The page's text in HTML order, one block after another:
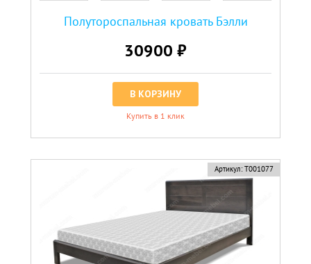
Полутороспальная кровать Бэлли
30900 ₽
В КОРЗИНУ
Купить в 1 клик
Артикул: Т001077